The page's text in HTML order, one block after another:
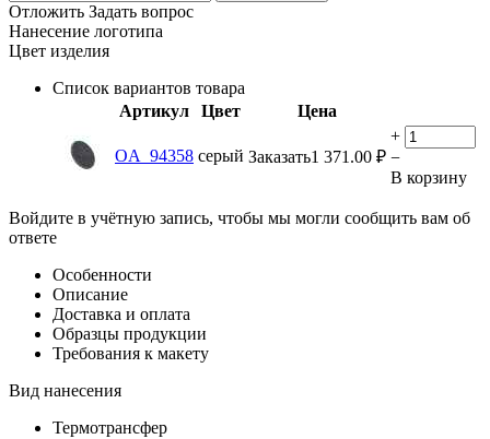
Отложить Задать вопрос
Нанесение логотипа
Цвет изделия
Список вариантов товара
Артикул
Цвет Цена
OA_94358 серый Заказать1 371.00 ₽
+
−
В корзину
Войдите в учётную запись, чтобы мы могли сообщить вам об
ответе
Особенности
Описание
Доставка и оплата
Образцы продукции
Требования к макету
Вид нанесения
Термотрансфер